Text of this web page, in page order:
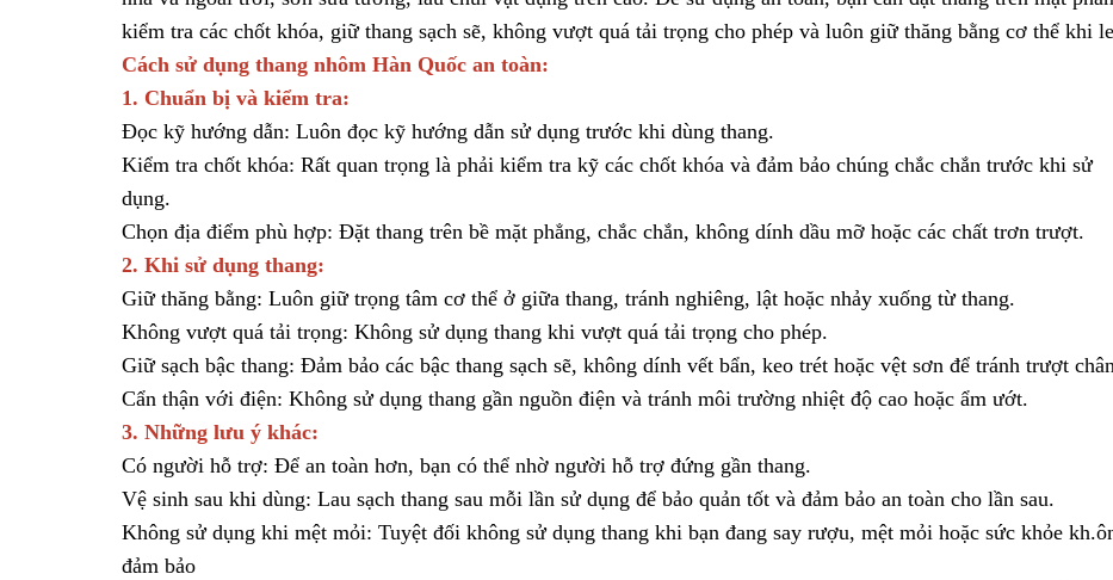
kiểm tra các chốt khóa, giữ thang sạch sẽ, không vượt quá tải trọng cho phép và luôn giữ thăng bằng cơ thể khi
Cách sử dụng thang nhôm Hàn Quốc an toàn:
1. Chuẩn bị và kiểm tra:
Đọc kỹ hướng dẫn: Luôn đọc kỹ hướng dẫn sử dụng trước khi dùng thang.
Kiểm tra chốt khóa: Rất quan trọng là phải kiểm tra kỹ các chốt khóa và đảm bảo chúng chắc chắn trước khi sử
dụng.
Chọn địa điểm phù hợp: Đặt thang trên bề mặt phẳng, chắc chắn, không dính dầu mỡ hoặc các chất trơn trượt.
2. Khi sử dụng thang:
Giữ thăng bằng: Luôn giữ trọng tâm cơ thể ở giữa thang, tránh nghiêng, lật hoặc nhảy xuống từ thang.
Không vượt quá tải trọng: Không sử dụng thang khi vượt quá tải trọng cho phép.
Giữ sạch bậc thang: Đảm bảo các bậc thang sạch sẽ, không dính vết bẩn, keo trét hoặc vệt sơn để tránh trượt
Cẩn thận với điện: Không sử dụng thang gần nguồn điện và tránh môi trường nhiệt độ cao hoặc ẩm ướt.
3. Những lưu ý khác:
Có người hỗ trợ: Để an toàn hơn, bạn có thể nhờ người hỗ trợ đứng gần thang.
Vệ sinh sau khi dùng: Lau sạch thang sau mỗi lần sử dụng để bảo quản tốt và đảm bảo an toàn cho lần sau.
Không sử dụng khi mệt mỏi: Tuyệt đối không sử dụng thang khi bạn đang say rượu, mệt mỏi hoặc sức khỏe
đảm bảo